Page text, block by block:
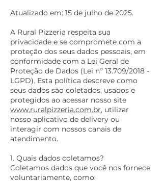
Atualizado em: 15 de julho de 2025.
A Rural Pizzeria respeita sua
privacidade e se compromete com a
proteção dos seus dados pessoais, em
conformidade com a Lei Geral de
Proteção de Dados (Lei nº 13.709/2018 -
LGPD). Esta política descreve como
seus dados são coletados, usados e
protegidos ao acessar nosso site
www.ruralpizzeria.com.br, utilizar
nosso aplicativo de delivery ou
interagir com nossos canais de
atendimento.
1. Quais dados coletamos?
Coletamos dados que você nos fornece
voluntariamente, como: